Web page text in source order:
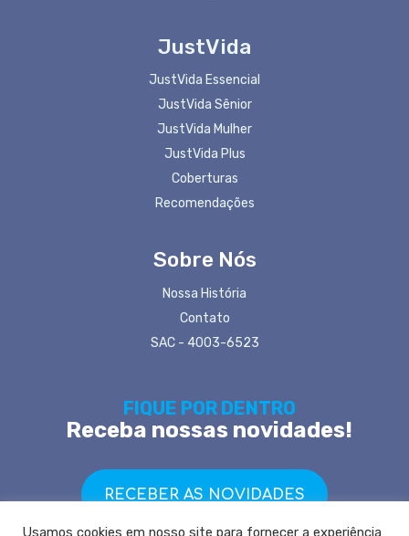
JustVida
JustVida Essencial
JustVida Sênior
JustVida Mulher
JustVida Plus
Coberturas
Recomendações
Sobre Nós
Nossa História
Contato
SAC - 4003-6523
FIQUE POR DENTRO
Receba nossas novidades!
RECEBER AS NOVIDADES
Usamos cookies em nosso site para fornecer a experiência